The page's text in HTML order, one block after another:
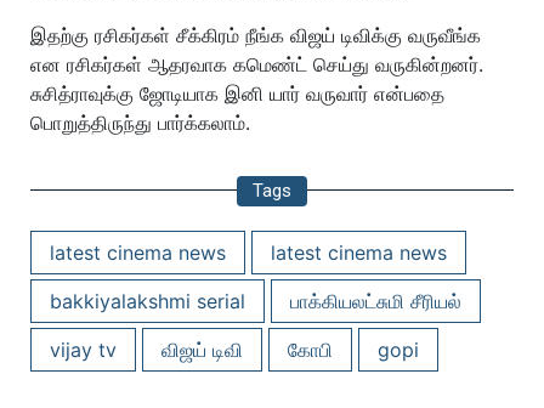
இதற்கு ரசிகர்கள் சீக்கிரம் நீங்க விஜய் டிவிக்கு வருவீங்க
என ரசிகர்கள் ஆதரவாக கமெண்ட் செய்து வருகின்றனர்.
சுசித்ராவுக்கு ஜோடியாக இனி யார் வருவார் என்பதை
பொறுத்திருந்து பார்க்கலாம்.
Tags
latest cinema news
latest cinema news
bakkiyalakshmi serial
பாக்கியலட்சுமி சீரியல்
vijay tv
விஜய் டிவி கோபி gopi